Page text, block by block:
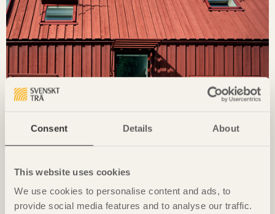
Consent Details About
This website uses cookies
We use cookies to personalise content and ads, to
provide social media features and to analyse our traffic.
Villa Karlsson
Västerås och är en faluröd sadeltakslänga